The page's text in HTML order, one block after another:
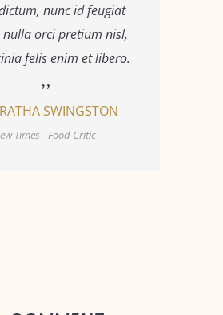
nunc id feugiat
nulla orci pretium nisl,
felis enim et libero.
SWINGSTON
Times - Food Critic